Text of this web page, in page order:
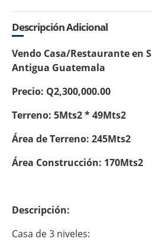
Descripción Adicional
Vendo Casa/Restaurante en
Antigua Guatemala
Precio: Q2,300,000.00
Terreno: 5Mts2 * 49Mts2
Área de Terreno: 245Mts2
Área Construcción: 170Mts2
Descripción:
Casa de 3 niveles: